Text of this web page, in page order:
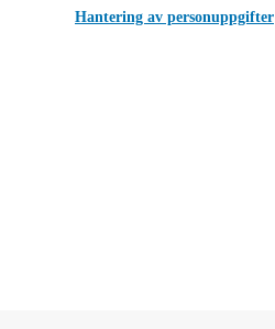
Hantering av personuppgifter